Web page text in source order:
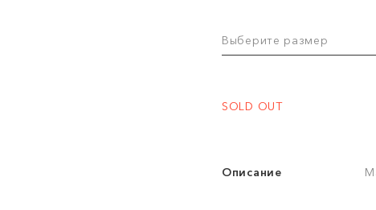
Выберите размер
SOLD OUT
Описание